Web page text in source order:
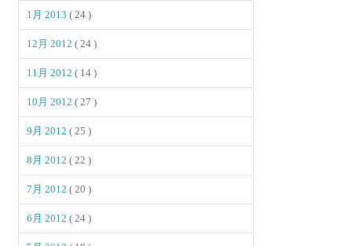
1月 2013( 24 )
12月 2012( 24 )
11月 2012( 14 )
10月 2012( 27 )
9月 2012( 25 )
8月 2012( 22 )
7月 2012( 20 )
6月 2012( 24 )